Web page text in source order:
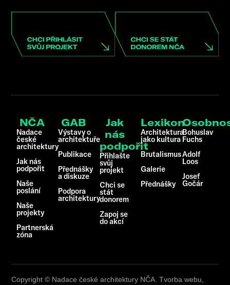
NČA
Nadace
české
architektury
Jak nás
podpořit
Naše
poslání
Naše
projekty
Partnerská
zóna
GAB
Výstavy o
architektuře
Publikace
Přednášky
a diskuze
Podpora
architektury
Jak
nás
podpořit
Přihlašte
svůj
projekt
Chci se
stát
donorem
Zapoj se
do akcí
Lexikon
Architektura
jako kultura
Brutalismus
Galerie
Přednášky
Bohuslav
Fuchs
Adolf
Loos
Josef
Gočár
Copyright © Nadace české architektury NČA. Tvorba webu,